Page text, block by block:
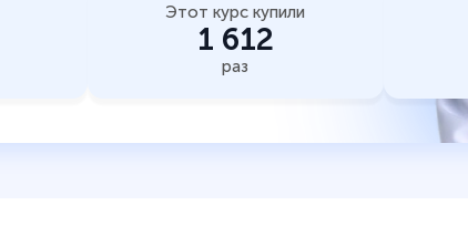
Этот курс купили
1 612
раз